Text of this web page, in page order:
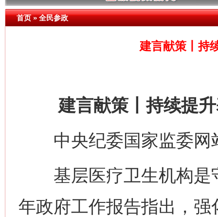
首页»全民参政
建言献策丨持
建言献策丨持续提升
中央纪委国家监委网
基层医疗卫生机构是
年政府工作报告指出，